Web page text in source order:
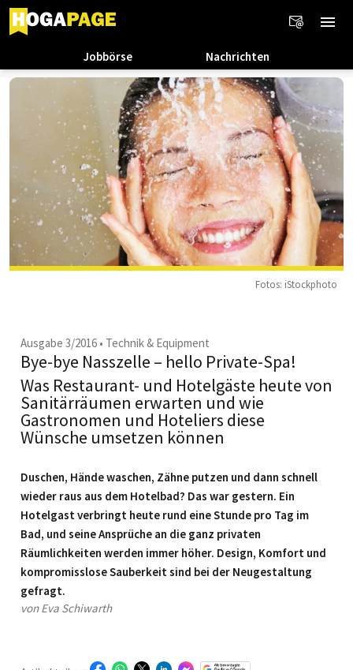
Jobbörse Nachrichten
Fotos: iStockphoto
Ausgabe 3/2016 • Technik & Equipment
Bye-bye Nasszelle – hello Private-Spa!
Was Restaurant- und Hotelgäste heute von
Sanitärräumen erwarten und wie
Gastronomen und Hoteliers diese
Wünsche umsetzen können
Duschen, Hände waschen, Zähne putzen und dann schnell
wieder raus aus dem Hotelbad? Das war gestern. Ein
Hotelgast verbringt heute rund eine Stunde pro Tag im
Bad, und seine Ansprüche an die ganz privaten
Räumlichkeiten werden immer höher. Design, Komfort und
kompromisslose Sauberkeit sind bei der Neugestaltung
gefragt.
von Eva Schiwarth